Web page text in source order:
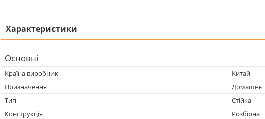
Характеристики
Основні
Країна виробник
Китай
Призначення
Домашнє
Тип
Стійка
Конструкція
Розбірна